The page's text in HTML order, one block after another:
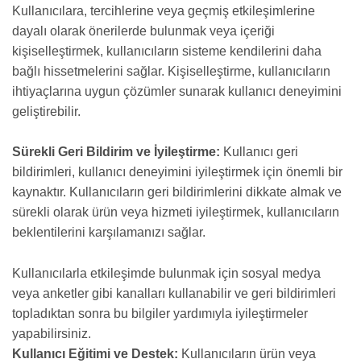
Kullanıcılara, tercihlerine veya geçmiş etkileşimlerine
dayalı olarak önerilerde bulunmak veya içeriği
kişiselleştirmek, kullanıcıların sisteme kendilerini daha
bağlı hissetmelerini sağlar. Kişiselleştirme, kullanıcıların
ihtiyaçlarına uygun çözümler sunarak kullanıcı deneyimini
geliştirebilir.
Sürekli Geri Bildirim ve İyileştirme: Kullanıcı geri
bildirimleri, kullanıcı deneyimini iyileştirmek için önemli bir
kaynaktır. Kullanıcıların geri bildirimlerini dikkate almak ve
sürekli olarak ürün veya hizmeti iyileştirmek, kullanıcıların
beklentilerini karşılamanızı sağlar.
Kullanıcılarla etkileşimde bulunmak için sosyal medya
veya anketler gibi kanalları kullanabilir ve geri bildirimleri
topladıktan sonra bu bilgiler yardımıyla iyileştirmeler
yapabilirsiniz.
Kullanıcı Eğitimi ve Destek: Kullanıcıların ürün veya